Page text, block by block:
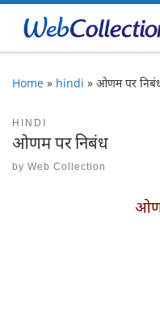
Skip to content
Home » hindi » ओणम पर
HINDI
ओणम पर निबंध
by Web Collection